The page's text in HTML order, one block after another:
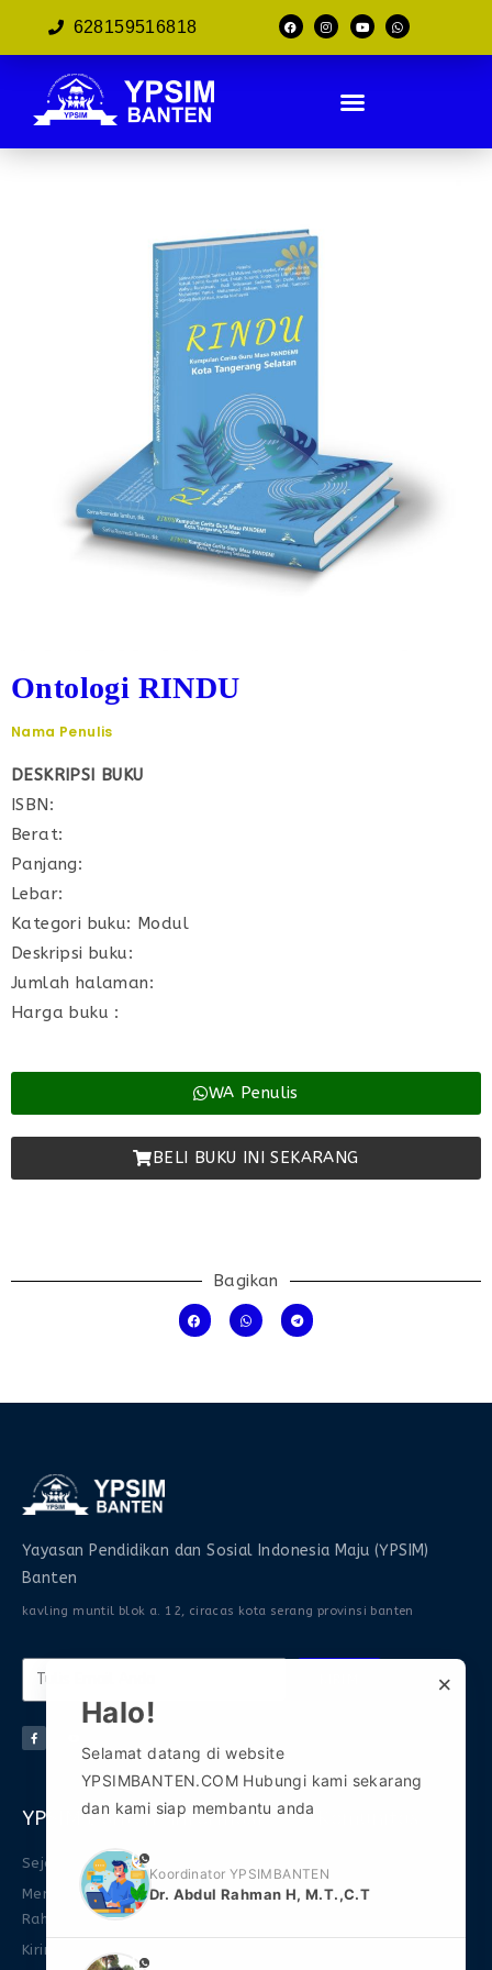
628159516818
Ontologi RINDU
Nama Penulis
DESKRIPSI BUKU
ISBN:
Berat:
Panjang:
Lebar:
Kategori buku: Modul
Deskripsi buku:
Jumlah halaman:
Harga buku :
WA Penulis
BELI BUKU INI SEKARANG
Bagikan
Yayasan Pendidikan dan Sosial Indonesia Maju (YPSIM)
Banten
kavling muntil blok a. 12, ciracas kota serang provinsi banten
YPSIM Banten
Sejarah
Mengenal Abdul
Rahman
Kirim Naskah
Informasi
Download Ebook
Gabung Grup WA 2
×
Halo!
Selamat datang di website
YPSIMBANTEN.COM Hubungi kami sekarang
dan kami siap membantu anda
phone
Koordinator YPSIMBANTEN
Dr. Abdul Rahman H, M.T.,C.T
phone